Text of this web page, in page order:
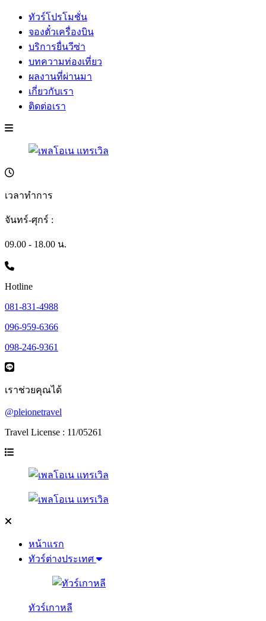
ทัวร์โปรโมชั่น
จองตั๋วเครื่องบิน
บริการยื่นวีซ่า
บทความท่องเที่ยว
ผลงานที่ผ่านมา
เกี่ยวกับเรา
ติดต่อเรา
เวลาทำการ
จันทร์-ศุกร์ :
09.00 - 18.00 น.
Hotline
081-831-4988
096-959-6366
098-246-9361
เราช่วยคุณได้
@pleionetravel
Travel License : 11/05261
หน้าแรก
ทัวร์ต่างประเทศ
ทัวร์เกาหลี